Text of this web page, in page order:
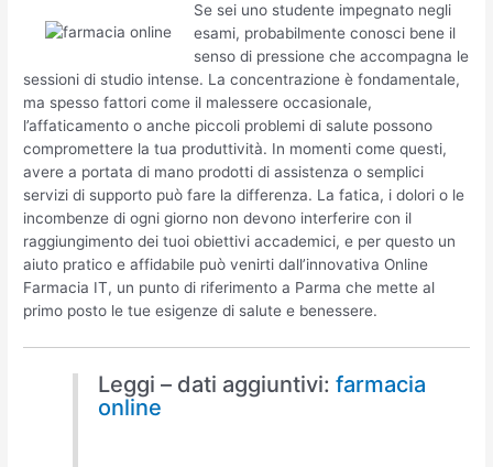
Se sei uno studente impegnato negli
esami, probabilmente conosci bene il
senso di pressione che accompagna le
sessioni di studio intense. La concentrazione è fondamentale,
ma spesso fattori come il malessere occasionale,
l’affaticamento o anche piccoli problemi di salute possono
compromettere la tua produttività. In momenti come questi,
avere a portata di mano prodotti di assistenza o semplici
servizi di supporto può fare la differenza. La fatica, i dolori o le
incombenze di ogni giorno non devono interferire con il
raggiungimento dei tuoi obiettivi accademici, e per questo un
aiuto pratico e affidabile può venirti dall’innovativa Online
Farmacia IT, un punto di riferimento a Parma che mette al
primo posto le tue esigenze di salute e benessere.
Leggi – dati aggiuntivi:farmacia
online